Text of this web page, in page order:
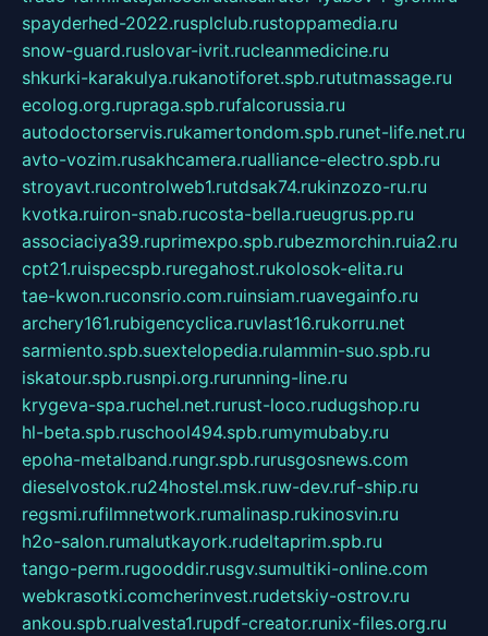
spayderhed-2022.rusplclub.rustoppamedia.ru
snow-guard.ruslovar-ivrit.rucleanmedicine.ru
shkurki-karakulya.rukanotiforet.spb.rututmassage.ru
ecolog.org.rupraga.spb.rufalcorussia.ru
autodoctorservis.rukamertondom.spb.runet-life.net.ru
avto-vozim.rusakhcamera.rualliance-electro.spb.ru
stroyavt.rucontrolweb1.rutdsak74.rukinzozo-ru.ru
kvotka.ruiron-snab.rucosta-bella.rueugrus.pp.ru
associaciya39.ruprimexpo.spb.rubezmorchin.ruia2.ru
cpt21.ruispecspb.ruregahost.rukolosok-elita.ru
tae-kwon.ruconsrio.com.ruinsiam.ruavegainfo.ru
archery161.rubigencyclica.ruvlast16.rukorru.net
sarmiento.spb.suextelopedia.rulammin-suo.spb.ru
iskatour.spb.rusnpi.org.rurunning-line.ru
krygeva-spa.ruchel.net.rurust-loco.rudugshop.ru
hl-beta.spb.ruschool494.spb.rumymubaby.ru
epoha-metalband.rungr.spb.rurusgosnews.com
dieselvostok.ru24hostel.msk.ruw-dev.ruf-ship.ru
regsmi.rufilmnetwork.rumalinasp.rukinosvin.ru
h2o-salon.rumalutkayork.rudeltaprim.spb.ru
tango-perm.rugooddir.rusgv.sumultiki-online.com
webkrasotki.comcherinvest.rudetskiy-ostrov.ru
ankou.spb.rualvesta1.rupdf-creator.runix-files.org.ru